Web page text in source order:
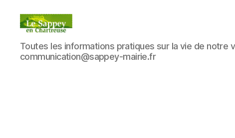
Blog
du
sappey
Toutes les informations pratiques sur la vie de notre
communication@sappey-mairie.fr